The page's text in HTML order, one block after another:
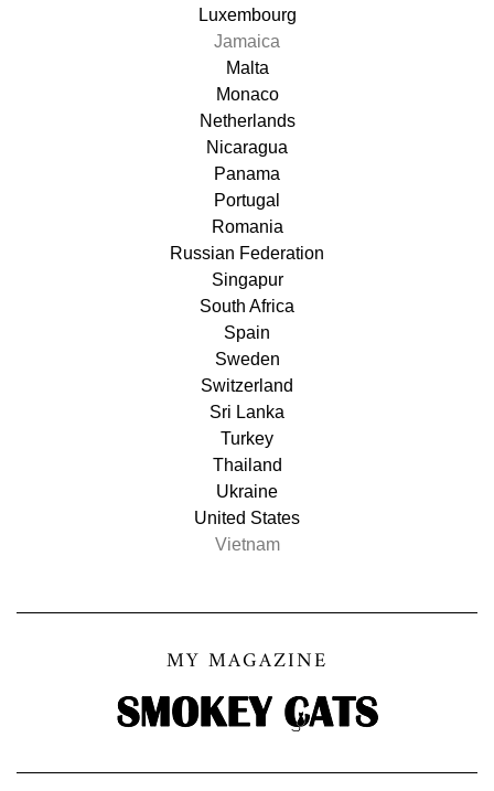
Luxembourg
Jamaica
Malta
Monaco
Netherlands
Nicaragua
Panama
Portugal
Romania
Russian Federation
Singapur
South Africa
Spain
Sweden
Switzerland
Sri Lanka
Turkey
Thailand
Ukraine
United States
Vietnam
MY MAGAZINE